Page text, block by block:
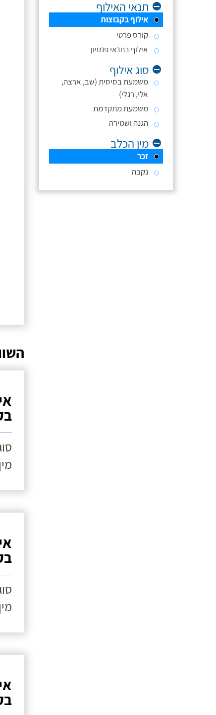
תנאי האילוף
אילוף בקבוצות
קורס פרטי
אילוף בתנאי פנסיון
סוג אילוף
משמעת בסיסית (שב, ארצה,
אלי, רגלי)
משמעת מתקדמת
הגנה ושמירה
מין הכלב
זכר
נקבה